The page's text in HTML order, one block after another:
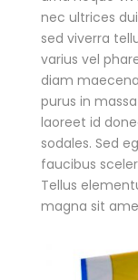
nec ultrices
sed viverra
varius vel
diam
purus in
laoreet id
sodales. Sed
faucibus
Tellus
magna sit